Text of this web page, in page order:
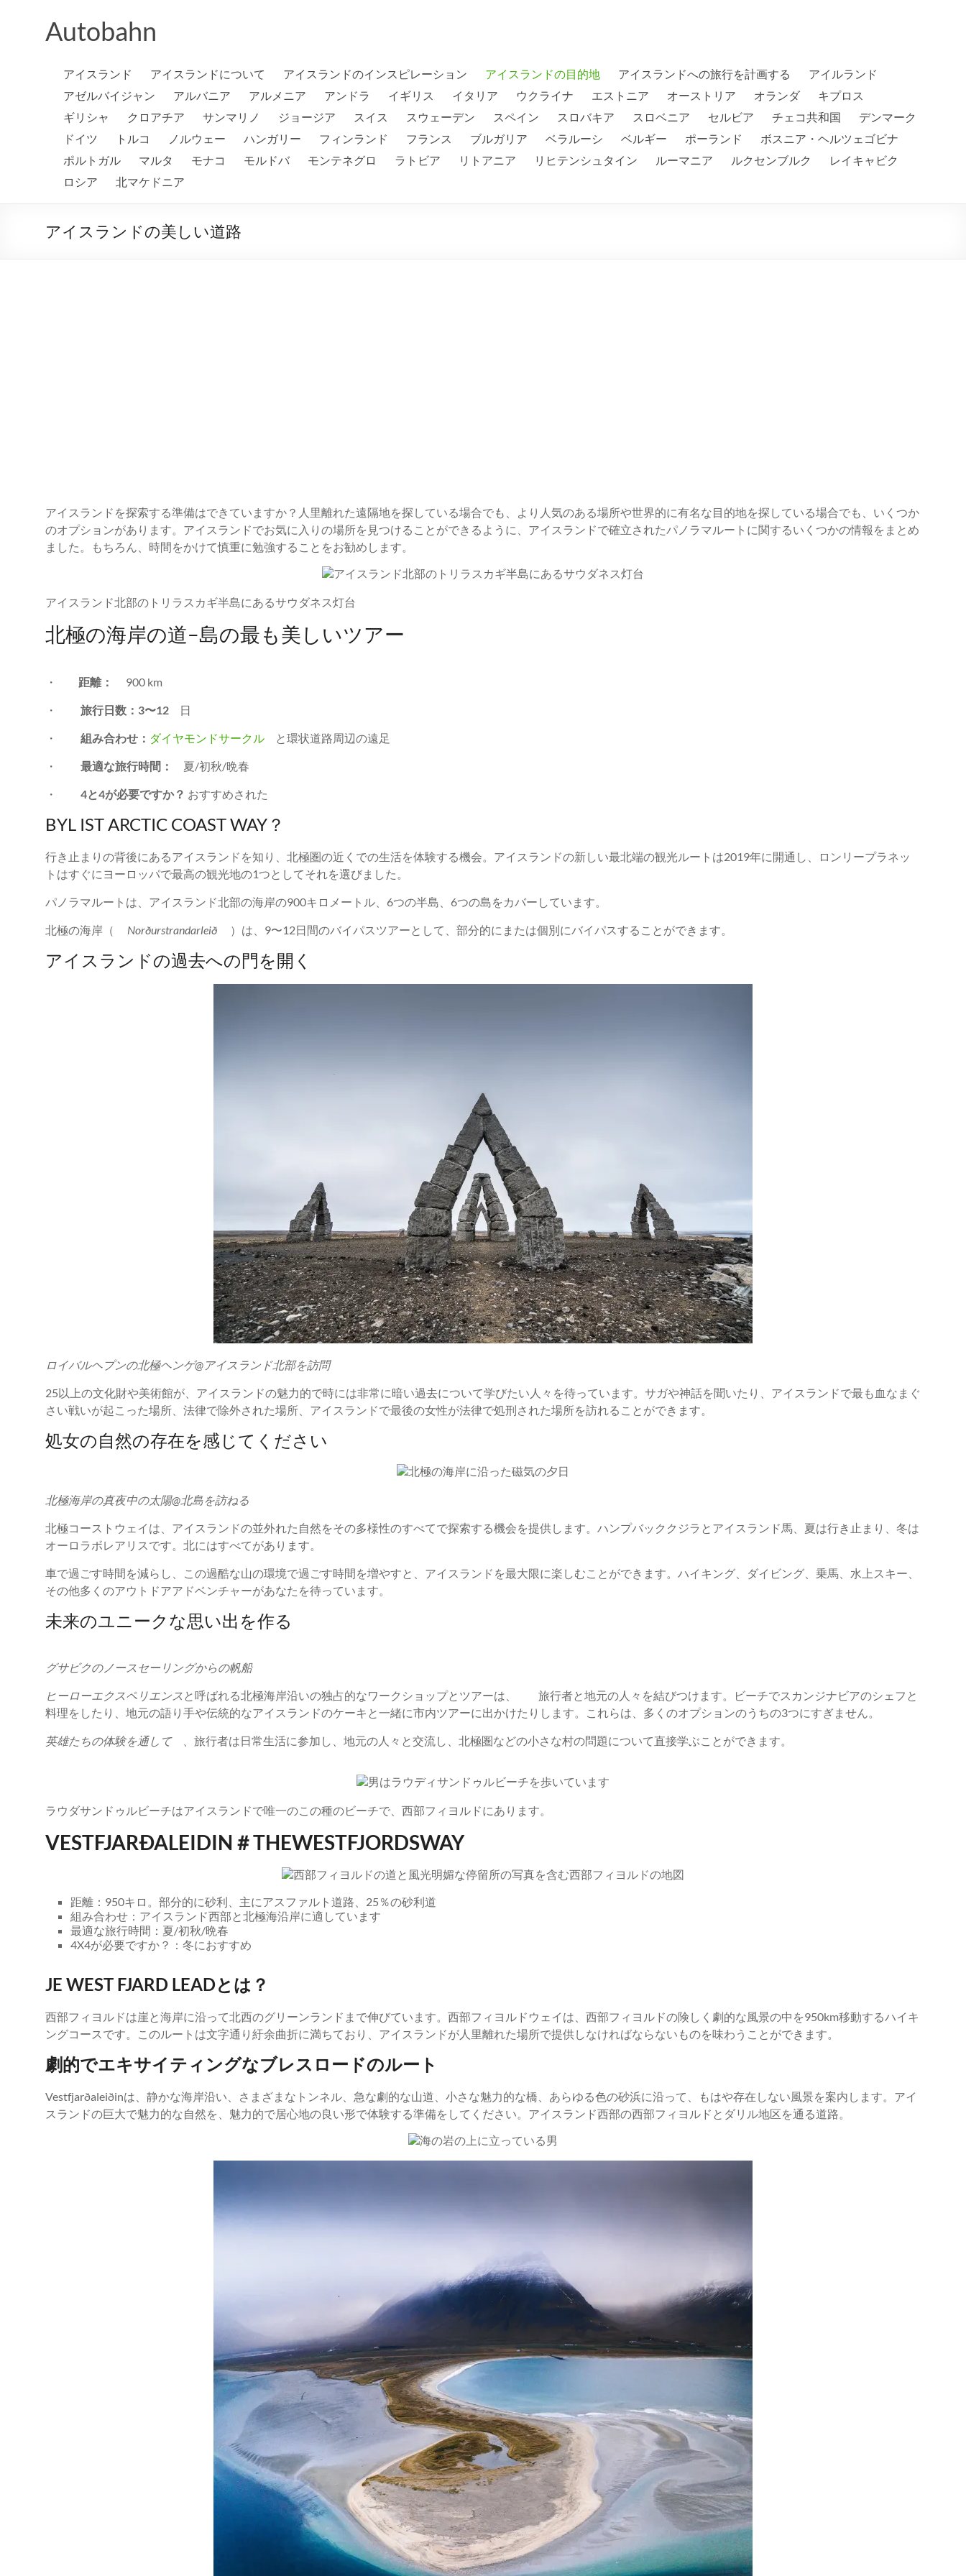
Autobahn
アイスランド アイスランドについて アイスランドのインスピレーション アイスランドの目的地 アイスランドへの旅行を計画する
アイルランド
アゼルバイジャン
アルバニア アルメニア アンドラ イギリス イタリア ウクライナ エストニア オーストリア オランダ
キプロス
ギリシャ
クロアチア サンマリノ ジョージア スイス スウェーデン スペイン スロバキア スロベニア セルビア チェコ共和国
デンマーク
ドイツ
トルコ ノルウェー ハンガリー フィンランド フランス ブルガリア ベラルーシ ベルギー ポーランド
ボスニア・ヘルツェゴビナ
ポルトガル
マルタ モナコ モルドバ モンテネグロ ラトビア リトアニア リヒテンシュタイン ルーマニア ルクセンブルク
レイキャビク
ロシア
北マケドニア
アイスランドの美しい道路
アイスランドを探索する準備はできていますか？人里離れた遠隔地を探している場合でも、より人気のある場所や世界的に有名な目的地を探している場合でも、いくつか
のオプションがあります。アイスランドでお気に入りの場所を見つけることができるように、アイスランドで確立されたパノラマルートに関するいくつかの情報をまとめ
ました。もちろん、時間をかけて慎重に勉強することをお勧めします。
アイスランド北部のトリラスカギ半島にあるサウダネス灯台
北極の海岸の道–島の最も美しいツアー
・ 距離： 900 km
・ 旅行日数：3〜12 日
・ 組み合わせ： ダイヤモンドサークル と環状道路周辺の遠足
・ 最適な旅行時間： 夏/初秋/晩春
・ 4と4が必要ですか？ おすすめされた
BYL IST ARCTIC COAST WAY？
行き止まりの背後にあるアイスランドを知り、北極圏の近くでの生活を体験する機会。アイスランドの新しい最北端の観光ルートは2019年に開通し、ロンリープラネッ
トはすぐにヨーロッパで最高の観光地の1つとしてそれを選びました。
パノラマルートは、アイスランド北部の海岸の900キロメートル、6つの半島、6つの島をカバーしています。
北極の海岸（ Norðurstrandarleið ）は、9〜12日間のバイパスツアーとして、部分的にまたは個別にバイパスすることができます。
アイスランドの過去への門を開く
ロイバルヘプンの北極ヘンゲ@アイスランド北部を訪問
25以上の文化財や美術館が、アイスランドの魅力的で時には非常に暗い過去について学びたい人々を待っています。サガや神話を聞いたり、アイスランドで最も血なまぐ
さい戦いが起こった場所、法律で除外された場所、アイスランドで最後の女性が法律で処刑された場所を訪れることができます。
処女の自然の存在を感じてください
北極海岸の真夜中の太陽@北島を訪ねる
北極コーストウェイは、アイスランドの並外れた自然をその多様性のすべてで探索する機会を提供します。ハンプバッククジラとアイスランド馬、夏は行き止まり、冬は
オーロラボレアリスです。北にはすべてがあります。
車で過ごす時間を減らし、この過酷な山の環境で過ごす時間を増やすと、アイスランドを最大限に楽しむことができます。ハイキング、ダイビング、​​乗馬、水上スキー、
その他多くのアウトドアアドベンチャーがあなたを待っています。
未来のユニークな思い出を作る
グサビクのノースセーリングからの帆船
ヒーローエクスペリエンス と呼ばれる北極海岸沿いの独占的なワークショップとツアーは、 旅行者と地元の人々を結びつけます。ビーチでスカンジナビアのシェフと
料理をしたり、地元の語り手や伝統的なアイスランドのケーキと一緒に市内ツアーに出かけたりします。これらは、多くのオプションのうちの3つにすぎません。
英雄たちの体験を通して、旅行者は日常生活に参加し、地元の人々と交流し、北極圏などの小さな村の問題について直接学ぶことができます。
ラウダサンドゥルビーチはアイスランドで唯一のこの種のビーチで、西部フィヨルドにあります。
VESTFJARÐALEIDIN＃THEWESTFJORDSWAY
距離：950キロ。部分的に砂利、主にアスファルト道路、25％の砂利道
組み合わせ：アイスランド西部と北極海沿岸に適しています
最適な旅行時間：夏/初秋/晩春
4X4が必要ですか？：冬におすすめ
JE WEST FJARD LEADとは？
西部フィヨルドは崖と海岸に沿って北西のグリーンランドまで伸びています。西部フィヨルドウェイは、西部フィヨルドの険しく劇的な風景の中を950km移動するハイキ
ングコースです。このルートは文字通り紆余曲折に満ちており、アイスランドが人里離れた場所で提供しなければならないものを味わうことができます。
劇的でエキサイティングなブレスロードのルート
Vestfjarðaleiðinは、静かな海岸沿い、さまざまなトンネル、急な劇的な山道、小さな魅力的な橋、あらゆる色の砂浜に沿って、もはや存在しない風景を案内します。アイ
スランドの巨大で魅力的な自然を、魅力的で居心地の良い形で体験する準備をしてください。アイスランド西部の西部フィヨルドとダリル地区を通る道路。